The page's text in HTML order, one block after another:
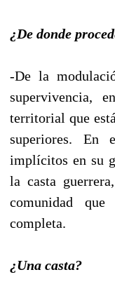
¿De donde
-De la
supervivencia,
territorial que
superiores. En
implícitos en su
la casta
comunidad
completa.
¿Una casta?